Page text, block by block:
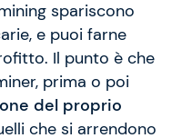
spariscono
e puoi farne
Il punto è che
prima o poi
del proprio
che si arrendono